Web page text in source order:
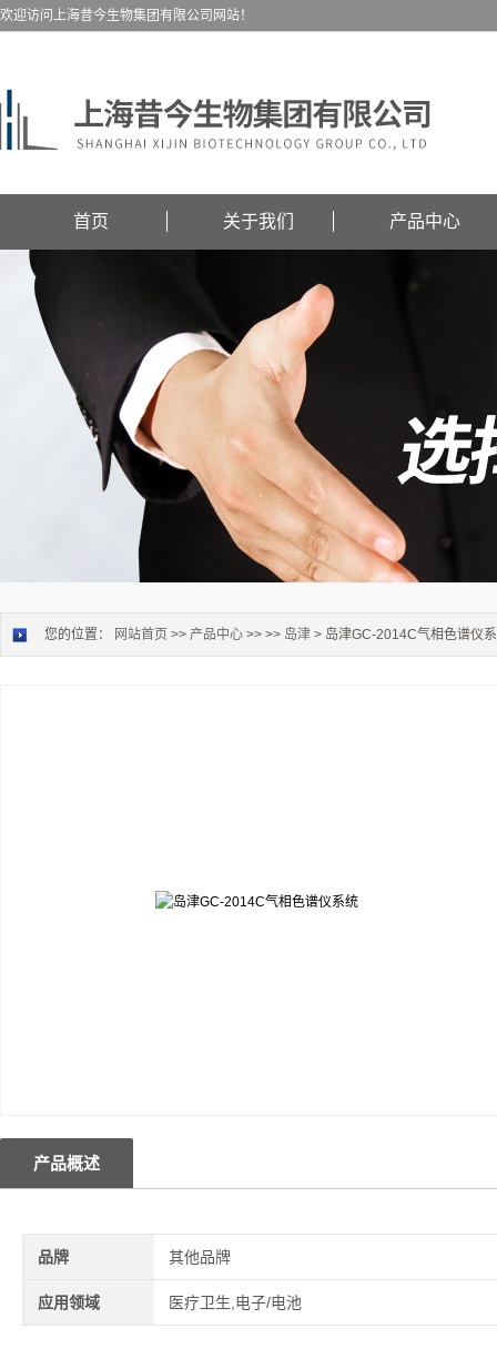
欢迎访问上海昔今生物集团有限公司网站！
首页 关于我们 产品中心
您的位置： 网站首页 >> 产品中心 >> >> 岛津 > 岛津GC-2014C气相色谱仪
产品概述
品牌 其他品牌
应用领域 医疗卫生,电子/电池